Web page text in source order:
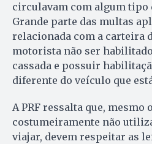
circulavam com algum tipo
Grande parte das multas
relacionada com a carteira
motorista não ser
cassada e possuir
diferente do veículo que
A PRF ressalta que, mesmo
costumeiramente não
viajar, devem respeitar as